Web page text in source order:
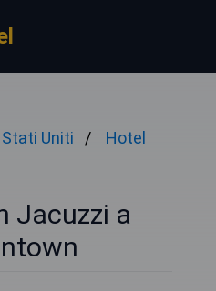
Stati Uniti
Hotel
Jacuzzi a